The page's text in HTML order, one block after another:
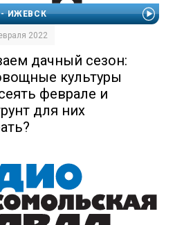
ИЖЕВСК
2022
дачный сезон:
культуры
феврале и
для них